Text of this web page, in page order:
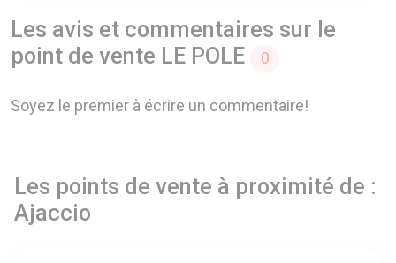
Les avis et commentaires sur le
point de vente LE POLE
0
Soyez le premier à écrire un commentaire!
Les points de vente à proximité de :
Ajaccio